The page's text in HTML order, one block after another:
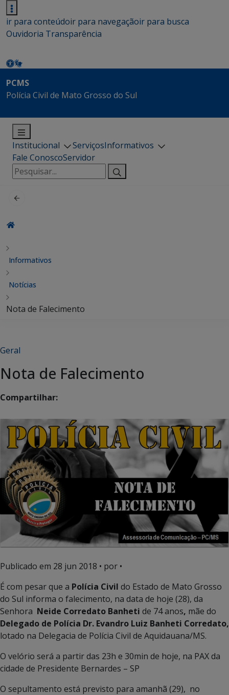
ir para conteúdoir para navegaçãoir para busca
Ouvidoria Transparência
PCMS
Polícia Civil de Mato Grosso do Sul
Institucional ServiçosInformativos
Fale ConoscoServidor
Pesquisar
por:
Informativos
Notícias
Nota de Falecimento
Geral
Nota de Falecimento
Compartilhar:
Publicado em 28 jun 2018 • por •
É com pesar que a Polícia Civil do Estado de Mato Grosso
do Sul informa o falecimento, na data de hoje (28), da
Senhora Neide Corredato Banheti de 74 anos, mãe do
Delegado de Polícia Dr. Evandro Luiz Banheti Corredato,
lotado na Delegacia de Polícia Civil de Aquidauana/MS.
O velório será a partir das 23h e 30min de hoje, na PAX da
cidade de Presidente Bernardes – SP
O sepultamento está previsto para amanhã (29), no